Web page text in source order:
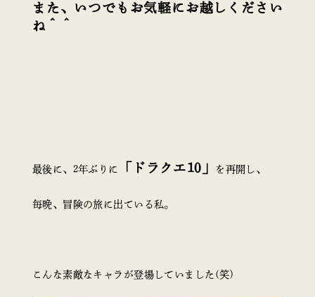
また、いつでもお気軽にお越しください
ね＾＾
最後に、2年ぶりに 「ドラクエ10」 を再開し、
毎晩、冒険の旅に出ている私。
こんな素敵なキャラが登場していました(笑)